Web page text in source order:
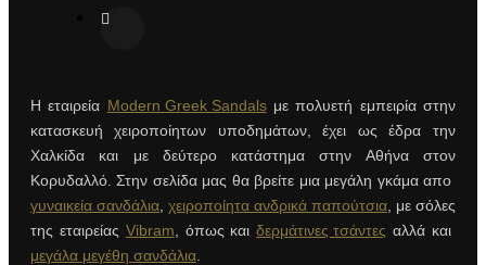
Η εταιρεία Modern Greek Sandalsμε πολυετή εμπειρία στην
κατασκευή χειροποίητων υποδημάτων, έχει ως έδρα την
Χαλκίδα και με δεύτερο κατάστημα στην Αθήνα στον
Κορυδαλλό. Στην σελίδα μας θα βρείτε μια μεγάλη γκάμα απο
γυναικεία σανδάλια χειροποίητα ανδρικά παπούτσια , με σόλες
της εταιρείας Vibram , όπως καιδερμάτινες τσάντες αλλά και
μεγάλα μεγέθη σανδάλια